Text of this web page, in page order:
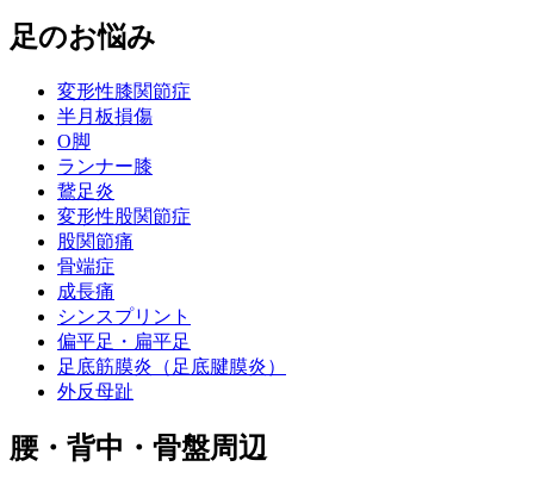
足のお悩み
変形性膝関節症
半月板損傷
O脚
ランナー膝
鵞足炎
変形性股関節症
股関節痛
骨端症
成長痛
シンスプリント
偏平足・扁平足
足底筋膜炎（足底腱膜炎）
外反母趾
腰・背中・骨盤周辺